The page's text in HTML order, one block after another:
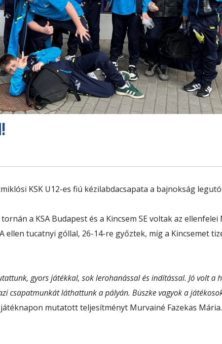
KSK U12-es fiú kézilabdacsapata a bajnokság
a KSA Budapest és a Kincsem SE voltak az
ellen tucatnyi góllal, 26-14-re győztek, míg a Kincsemet
gyors játékkal, sok lerohanással és indítással. Jó volt a
csapatmunkát láthattunk a pályán. Büszke vagyok a
mutatott teljesítményt Murvainé Fazekas Mária.